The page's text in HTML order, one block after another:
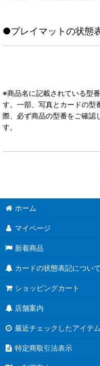
●プレイマットの状態
※商品名に記載されている型
す。一部、写真とカードの型
際、必ず商品の型番をご確認
す。
ホーム
マイページ
新着商品
カードの状態表記について
ショッピングカート
店舗案内
最近チェックしたアイテム
特定商取引法表示